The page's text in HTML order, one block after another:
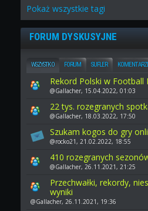
Pokaż wszystkie tagi
FORUM DYSKUSYJNE
WSZYSTKO FORUM SUFLER
Rekord Polski w Football
@Gallacher, 15.04.2022, 01:03
22 tys. rozegranych
@Gallacher, 18.03.2022, 17:50
Szukam kogos do gry
@rocko21, 21.02.2022, 18:55
410 rozegranych
@Gallacher, 26.11.2021, 21:25
Przechwałki, rekordy,
wyniki
@Gallacher, 26.11.2021, 19:36